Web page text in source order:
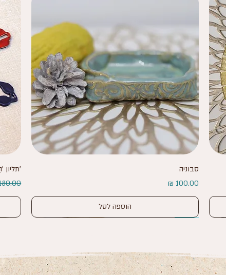
סבוניה
מחיר
הוספה לסל
'תליון
מחיר‏180.00 ‏₪מחיר